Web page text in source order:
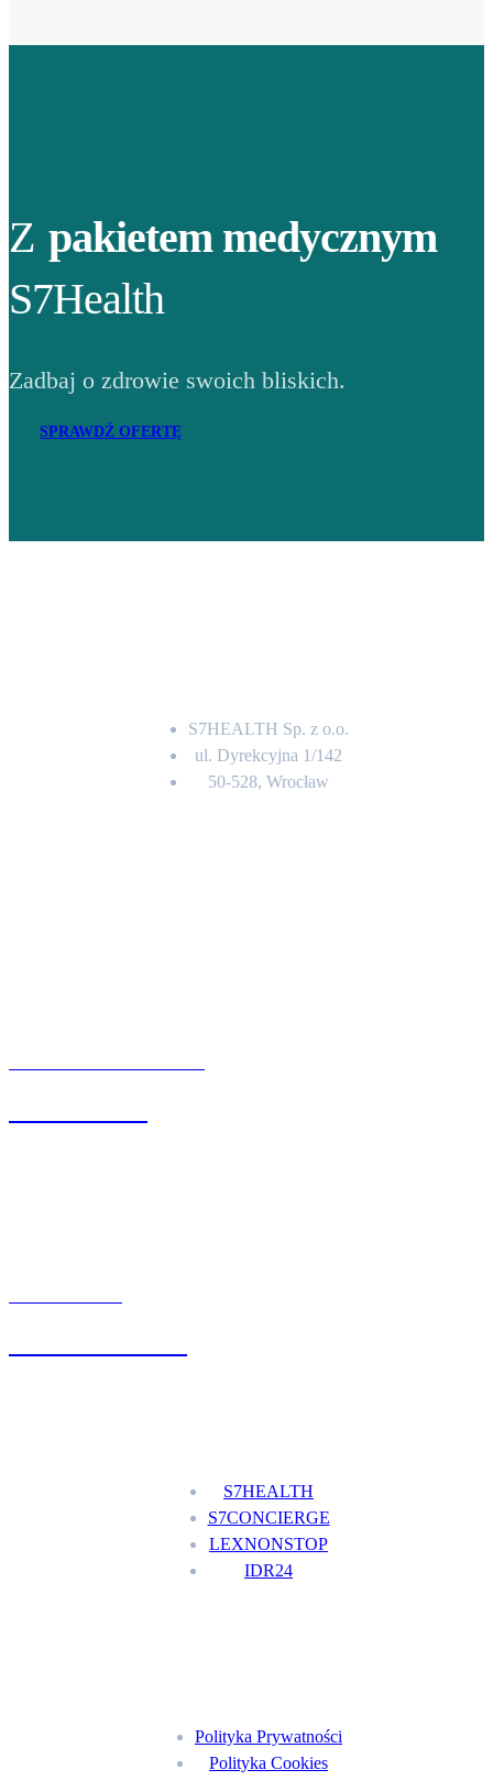
Z pakietem medycznym
S7Health
Zadbaj o zdrowie swoich bliskich.
SPRAWDŹ OFERTĘ
S7HEALTH Sp. z o.o.
ul. Dyrekcyjna 1/142
50-528, Wrocław
S7HEALTH
S7CONCIERGE
LEXNONSTOP
IDR24
Polityka Prywatności
Polityka Cookies